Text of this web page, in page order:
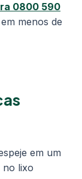
0800 590
menos de
em um
no lixo